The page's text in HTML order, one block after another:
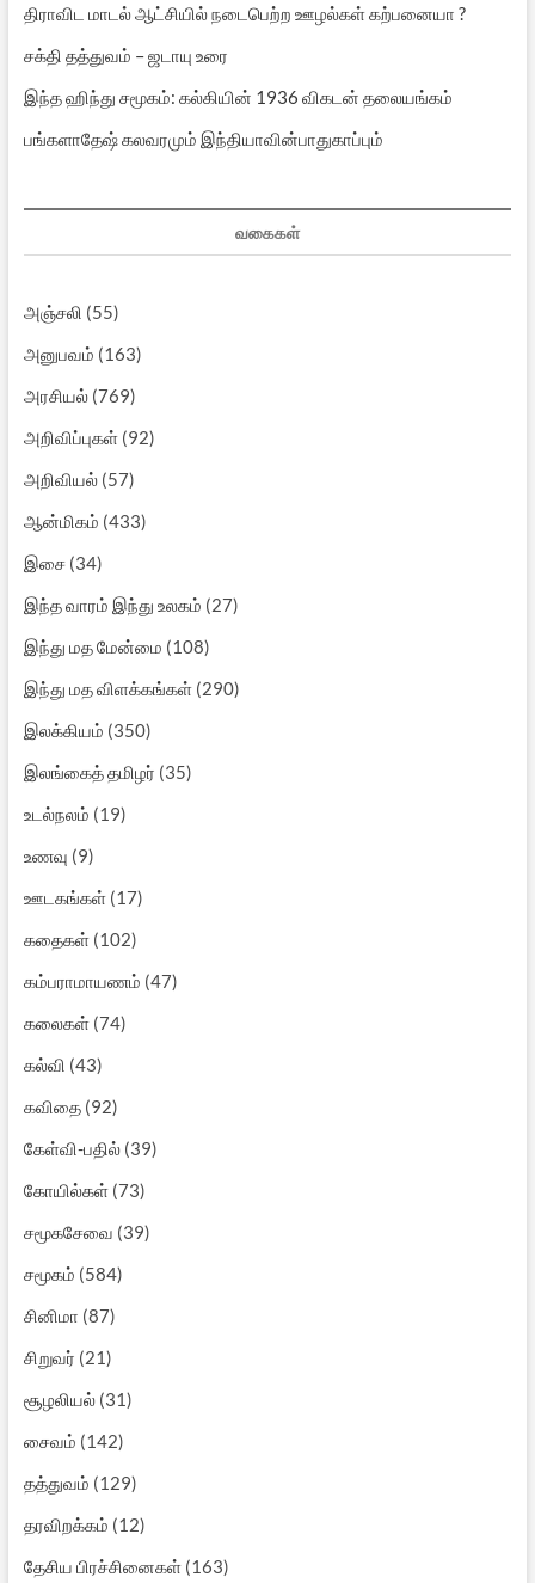
திராவிட மாடல் ஆட்சியில் நடைபெற்ற ஊழல்கள் கற்பனையா ?
சக்தி தத்துவம் – ஜடாயு உரை
இந்த ஹிந்து சமூகம்: கல்கியின் 1936 விகடன் தலையங்கம்
பங்களாதேஷ் கலவரமும் இந்தியாவின்பாதுகாப்பும்
வகைகள்
அஞ்சலி (55)
அனுபவம் (163)
அரசியல்(769)
அறிவிப்புகள்(92)
அறிவியல்(57)
ஆன்மிகம் (433)
இசை(34)
இந்த வாரம் இந்து உலகம் (27)
இந்து மத மேன்மை (108)
இந்து மத விளக்கங்கள்(290)
இலக்கியம் (350)
இலங்கைத் தமிழர் (35)
உடல்நலம் (19)
உணவு (9)
ஊடகங்கள்(17)
கதைகள்(102)
கம்பராமாயணம் (47)
கலைகள்(74)
கல்வி (43)
கவிதை(92)
கேள்வி-பதில்(39)
கோயில்கள்(73)
சமூகசேவை (39)
சமூகம் (584)
சினிமா (87)
சிறுவர் (21)
சூழலியல்(31)
சைவம் (142)
தத்துவம் (129)
தரவிறக்கம் (12)
தேசிய பிரச்சினைகள்(163)